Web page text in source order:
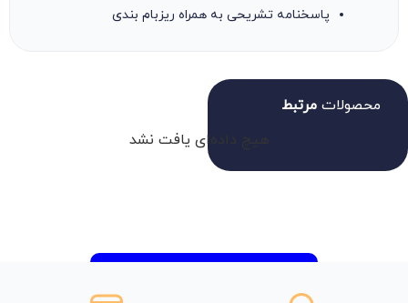
پاسخنامه تشریحی به همراه ریزبام بندی
محصولات مرتبط
هیچ داده‌ای یافت نشد